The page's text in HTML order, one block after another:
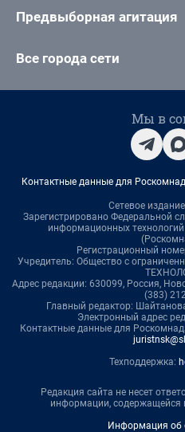
Предвыборная агитация
Все города сети
Мы в
Контактные данные для
Сетевое
Зарегистрировано Федеральной
информационных
Регистрационный
Учредитель: Общество с
Адрес редакции: 630099, Россия,
(383)
Главный редактор:
Электронный адрес
Контактные данные для
Техподдержка:
Редакция сайта не несет
информации, содержащейся
Информация об